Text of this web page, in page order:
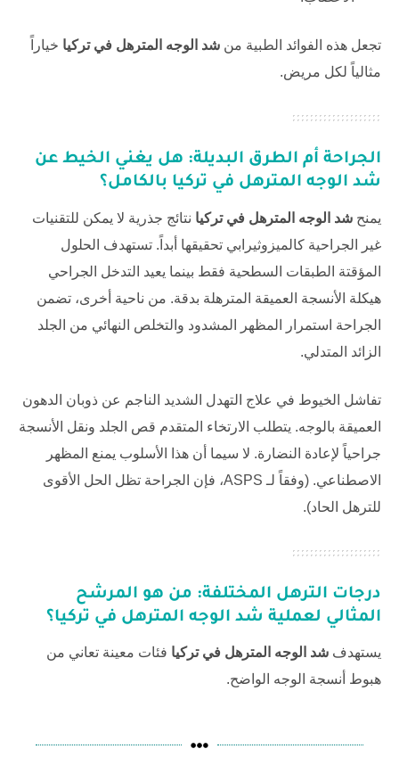
تجعل هذه الفوائد الطبية من شد الوجه المترهل في تركيا خياراً
مثالياً لكل مريض.
الجراحة أم الطرق البديلة: هل يغني الخيط عن
شد الوجه المترهل في تركيا بالكامل؟
يمنح شد الوجه المترهل في تركيا نتائج جذرية لا يمكن للتقنيات
غير الجراحية كالميزوثيرابي تحقيقها أبداً. تستهدف الحلول
المؤقتة الطبقات السطحية فقط بينما يعيد التدخل الجراحي
هيكلة الأنسجة العميقة المترهلة بدقة. من ناحية أخرى، تضمن
الجراحة استمرار المظهر المشدود والتخلص النهائي من الجلد
الزائد المتدلي.
تفاشل الخيوط في علاج التهدل الشديد الناجم عن ذوبان الدهون
العميقة بالوجه. يتطلب الارتخاء المتقدم قص الجلد ونقل الأنسجة
جراحياً لإعادة النضارة. لا سيما أن هذا الأسلوب يمنع المظهر
الاصطناعي. (وفقاً لـ ASPS، فإن الجراحة تظل الحل الأقوى
للترهل الحاد).
درجات الترهل المختلفة: من هو المرشح
المثالي لعملية شد الوجه المترهل في تركيا؟
يستهدف شد الوجه المترهل في تركيا فئات معينة تعاني من
هبوط أنسجة الوجه الواضح.